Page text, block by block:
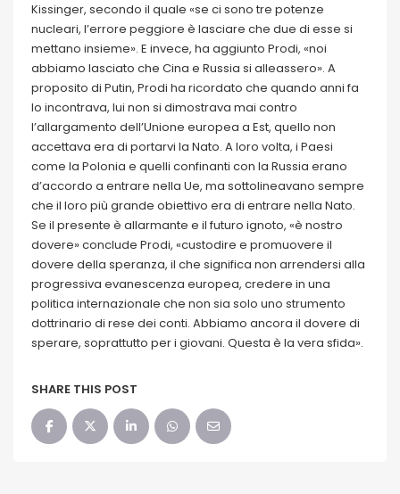
Kissinger, secondo il quale «se ci sono tre potenze
nucleari, l’errore peggiore è lasciare che due di esse si
mettano insieme». E invece, ha aggiunto Prodi, «noi
abbiamo lasciato che Cina e Russia si alleassero». A
proposito di Putin, Prodi ha ricordato che quando anni fa
lo incontrava, lui non si dimostrava mai contro
l’allargamento dell’Unione europea a Est, quello non
accettava era di portarvi la Nato. A loro volta, i Paesi
come la Polonia e quelli confinanti con la Russia erano
d’accordo a entrare nella Ue, ma sottolineavano sempre
che il loro più grande obiettivo era di entrare nella Nato.
Se il presente è allarmante e il futuro ignoto, «è nostro
dovere» conclude Prodi, «custodire e promuovere il
dovere della speranza, il che significa non arrendersi alla
progressiva evanescenza europea, credere in una
politica internazionale che non sia solo uno strumento
dottrinario di rese dei conti. Abbiamo ancora il dovere di
sperare, soprattutto per i giovani. Questa è la vera sfida».
SHARE THIS POST